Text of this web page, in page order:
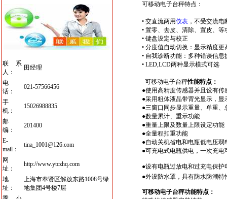
联系
人：
田经理
电
话：
021-57566456
手
机：
15026988835
邮
编：
201400
E-
mail：
tina_1001@126.com
网
址：
http://www.ytczhq.com
地
址：
上海市奉贤区解放东路1008号绿
地集团4号楼7层
可移动电子台秤特点：
• 交直流两用仪表 ，不受交流电
• 置零、去皮、清除、置皮、等
• 键盘设定与校正
• 分度值自动切换：显示精度更
• 自我诊断功能：多种错误信息
• LED,LCD两种显示模式可选
可移动电子台秤性能特点：
●使用高精度传感器并且设有传
●采用粗体液晶带背光显示，显
●三窗口同步显示重量、单重、
●数量累计、重示功能
●重量上限及数量上限设定功能
●全量程扣重功能
●自动关机省电和电瓶低电压弱
●可充电式电瓶供电，一次充电
●设有电瓶过放电和过充电保护
●外设防水罩，具有防水防潮特
可移动电子台秤功能特点：